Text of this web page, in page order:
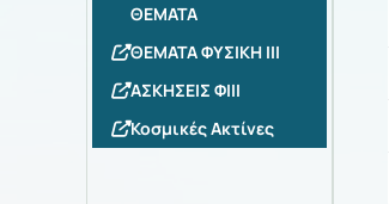
ΘΕΜΑΤΑ
ΘΕΜΑΤΑ ΦΥΣΙΚΗ ΙΙΙ
ΑΣΚΗΣΕΙΣ ΦΙΙΙ
Κοσμικές Ακτίνες